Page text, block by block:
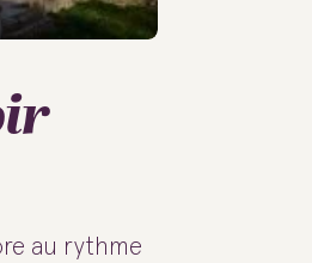
au rythme